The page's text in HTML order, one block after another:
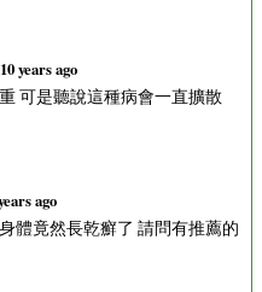
years ago
可是聽說這種病會一直擴散
ago
體竟然長乾癬了 請問有推薦的